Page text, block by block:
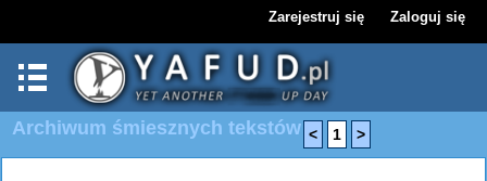
Zarejestruj się Zaloguj się
Archiwum śmiesznych tekstów < 1 >